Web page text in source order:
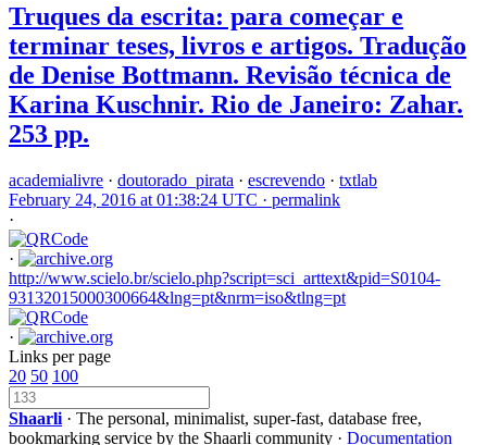
Truques da escrita: para começar e
terminar teses, livros e artigos. Tradução
de Denise Bottmann. Revisão técnica de
Karina Kuschnir. Rio de Janeiro: Zahar.
253 pp.
academialivre · doutorado_pirata · escrevendo · txtlab
February 24, 2016 at 01:38:24 UTC · permalink
·
·
http://www.scielo.br/scielo.php?script=sci_arttext&pid=S0104-
93132015000300664&lng=pt&nrm=iso&tlng=pt
·
Links per page
20 50 100
Shaarli · The personal, minimalist, super-fast, database free,
bookmarking service by the Shaarli community · Documentation